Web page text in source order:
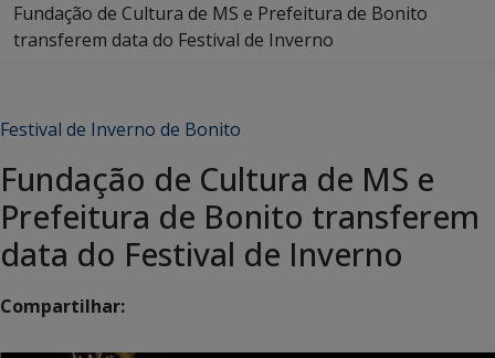
Fundação de Cultura de MS e Prefeitura de Bonito
transferem data do Festival de Inverno
Festival de Inverno de Bonito
Fundação de Cultura de MS e
Prefeitura de Bonito transferem
data do Festival de Inverno
Compartilhar: